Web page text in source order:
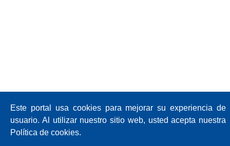
Este portal usa cookies para mejorar su experiencia de
usuario. Al utilizar nuestro sitio web, usted acepta nuestra
Política de cookies.